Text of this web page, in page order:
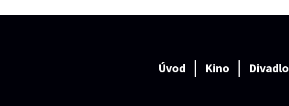
Úvod Kino Divadlo